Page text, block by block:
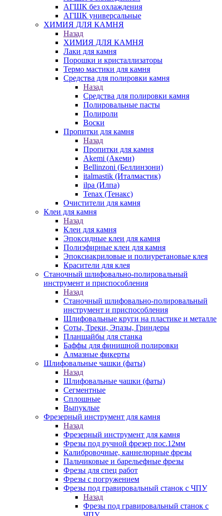
АГШК без охлаждения
АГШК универсальные
ХИМИЯ ДЛЯ КАМНЯ
Назад
ХИМИЯ ДЛЯ КАМНЯ
Лаки для камня
Порошки и кристаллизаторы
Термо мастики для камня
Средства для полировки камня
Назад
Средства для полировки камня
Полировальные пасты
Полироли
Воски
Пропитки для камня
Назад
Пропитки для камня
Akemi (Акеми)
Bellinzoni (Беллинзони)
italmastik (Италмастик)
ilpa (Илпа)
Tenax (Тенакс)
Очистители для камня
Клеи для камня
Назад
Клеи для камня
Эпоксидные клеи для камня
Полиэфирные клеи для камня
Эпоксиакриловые и полиуретановые клея
Красители для клея
Станочный шлифовально-полировальный
инструмент и приспособления
Назад
Станочный шлифовально-полировальный
инструмент и приспособления
Шлифовальные круги на пластике и металле
Соты, Треки, Эпазы, Гриндеры
Планшайбы для станка
Баффы для финишной полировки
Алмазные фикерты
Шлифовальные чашки (фаты)
Назад
Шлифовальные чашки (фаты)
Сегментные
Сплошные
Выпуклые
Фрезерный инструмент для камня
Назад
Фрезерный инструмент для камня
Фрезы под ручной фрезер пос.12мм
Калибровочные, каннелюрные фрезы
Пальчиковые и барельефные фрезы
Фрезы для спец работ
Фрезы с погружением
Фрезы под гравировальный станок с ЧПУ
Назад
Фрезы под гравировальный станок с